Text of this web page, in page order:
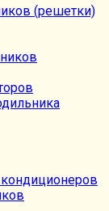
(решетки)